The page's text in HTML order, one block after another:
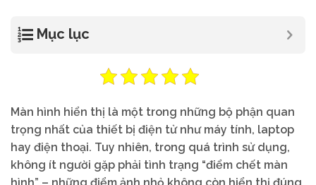
Mục lục
Màn hình hiển thị là một trong những bộ phận quan
trọng nhất của thiết bị điện tử như máy tính, laptop
hay điện thoại. Tuy nhiên, trong quá trình sử dụng,
không ít người gặp phải tình trạng “điểm chết màn
hình” – những điểm ảnh nhỏ không còn hiển thị đúng